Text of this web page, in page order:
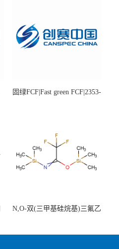
固绿FCF|Fast green FCF|2353-
N,O-双(三甲基硅烷基)三氟乙